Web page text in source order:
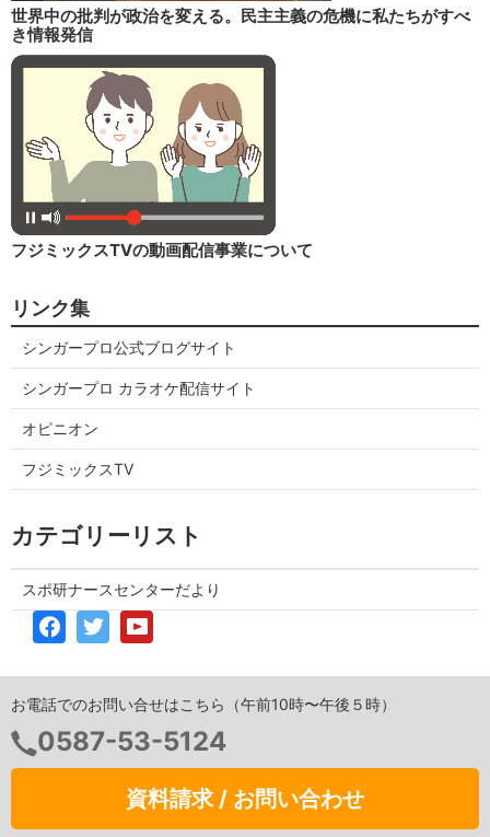
世界中の批判が政治を変える。民主主義の危機に私たちがすべ
き情報発信
フジミックスTVの動画配信事業について
リンク集
シンガープロ公式ブログサイト
シンガープロ カラオケ配信サイト
オピニオン
フジミックスTV
カテゴリーリスト
スポ研ナースセンターだより
お電話でのお問い合せはこちら（午前10時〜午後５時）
0587-53-5124
資料請求 / お問い合わせ